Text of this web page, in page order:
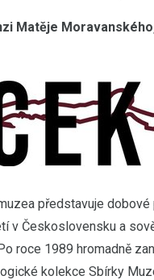
Matěje
představuje
v Československu a
roce 1989 hromadně
kolekce Sbírky